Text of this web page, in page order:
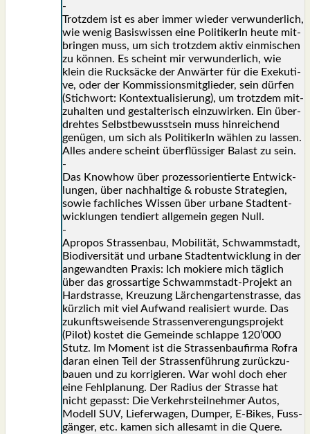
-
Trotz­dem ist es aber immer wie­der ver­wun­der­lich,
wie wenig Basis­wis­sen eine Poli­ti­ke­rIn heu­te mit­
brin­gen muss, um sich trotz­dem aktiv ein­mi­schen
zu kön­nen. Es scheint mir ver­wun­der­lich, wie
klein die Ruck­sä­cke der Anwär­ter für die Exe­ku­ti­
ve, oder der Kom­mis­si­ons­mit­glie­der, sein dür­fen
(Stich­wort: Kon­tex­tua­li­sie­rung), um trotz­dem mit­
zu­hal­ten und gestal­te­risch ein­zu­wir­ken. Ein über­
dreh­tes Selbst­be­wusst­sein muss hin­rei­chend
genü­gen, um sich als Poli­ti­ke­rIn wäh­len zu las­sen.
Alles ande­re scheint über­flüs­si­ger Balast zu sein.
-
Das Know­how über pro­zess­ori­en­tier­te Ent­wick­
lun­gen, über nach­hal­ti­ge & robus­te Stra­te­gien,
sowie fach­li­ches Wis­sen über urba­ne Stadt­ent­
wick­lun­gen ten­diert all­ge­mein gegen Null.
-
Apro­pos Stras­sen­bau, Mobi­li­tät, Schwamm­stadt,
Bio­di­ver­si­tät und urba­ne Stadt­ent­wick­lung in der
ange­wand­ten Pra­xis: Ich mokie­re mich täg­lich
über das gross­ar­ti­ge Schwamm­stadt-Pro­jekt an
Hard­stras­se, Kreu­zung Lär­chen­gar­ten­stras­se, das
kürz­lich mit viel Auf­wand rea­li­siert wur­de. Das
zukunfts­wei­sen­de Stras­sen­ver­en­gungs­pro­jekt
(Pilot) kos­tet die Gemein­de schlap­pe 120’000
Stutz. Im Moment ist die Stras­sen­bau­fir­ma Rof­ra
dar­an einen Teil der Stras­sen­füh­rung zurück­zu­
bau­en und zu kor­ri­gie­ren. War wohl doch eher
eine Fehl­pla­nung. Der Radi­us der Stras­se hat
nicht gepasst: Die Ver­kehrs­teil­neh­mer Autos,
Modell SUV, Lie­fer­wa­gen, Dum­per, E‑Bikes, Fuss­
gän­ger, etc. kamen sich alle­samt in die Que­re.